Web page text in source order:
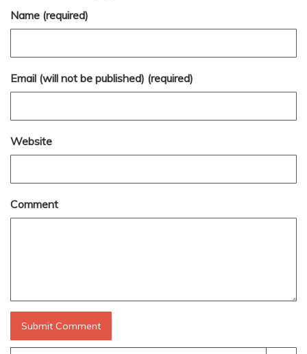
Name (required)
Email (will not be published) (required)
Website
Comment